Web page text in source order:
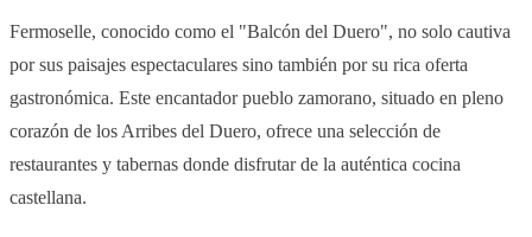
Fermoselle, conocido como el "Balcón del Duero", no solo cautiva
por sus paisajes espectaculares sino también por su rica oferta
gastronómica. Este encantador pueblo zamorano, situado en pleno
corazón de los Arribes del Duero, ofrece una selección de
restaurantes y tabernas donde disfrutar de la auténtica cocina
castellana.